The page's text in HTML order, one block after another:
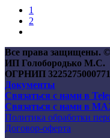
1
2
Все права защищены. ©
ИП Голобородько М.С.
ОГРНИП
Документы
Связаться с нами в
Связаться с нами в
Политика обработки
Договор-оферта